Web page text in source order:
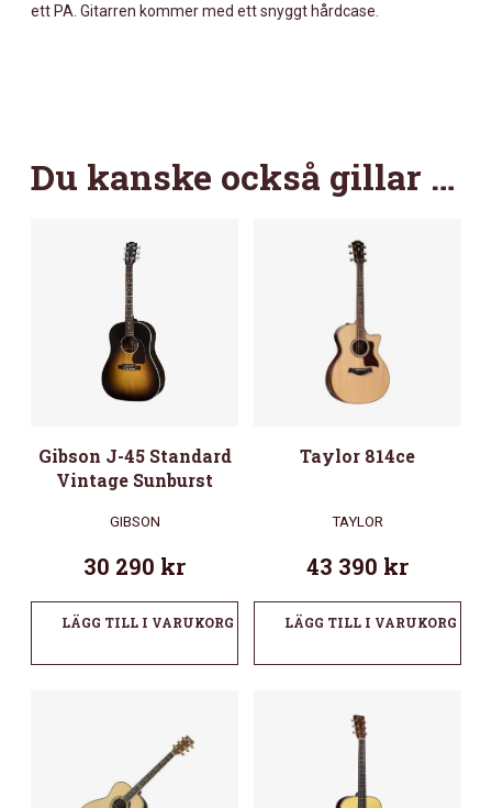
ett PA. Gitarren kommer med ett snyggt hårdcase.
Du kanske också gillar …
Gibson J-45 Standard
Vintage Sunburst
GIBSON
30 290 kr
LÄGG TILL I VARUKORG
Taylor 814ce
TAYLOR
43 390 kr
LÄGG TILL I VARUKORG